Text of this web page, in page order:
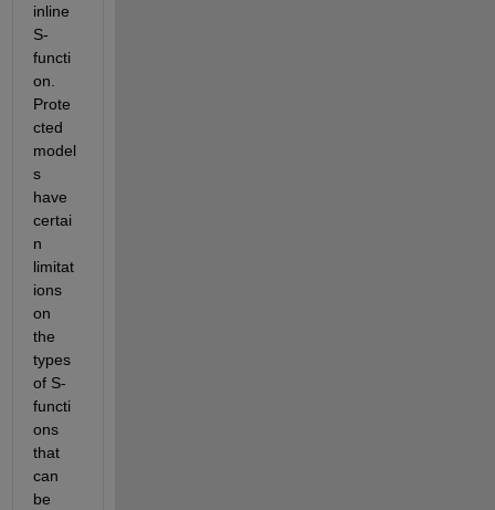
inline
S-
functi
on.
Prote
cted
model
s
have
certai
n
limitat
ions
on
the
types
of S-
functi
ons
that
can
be